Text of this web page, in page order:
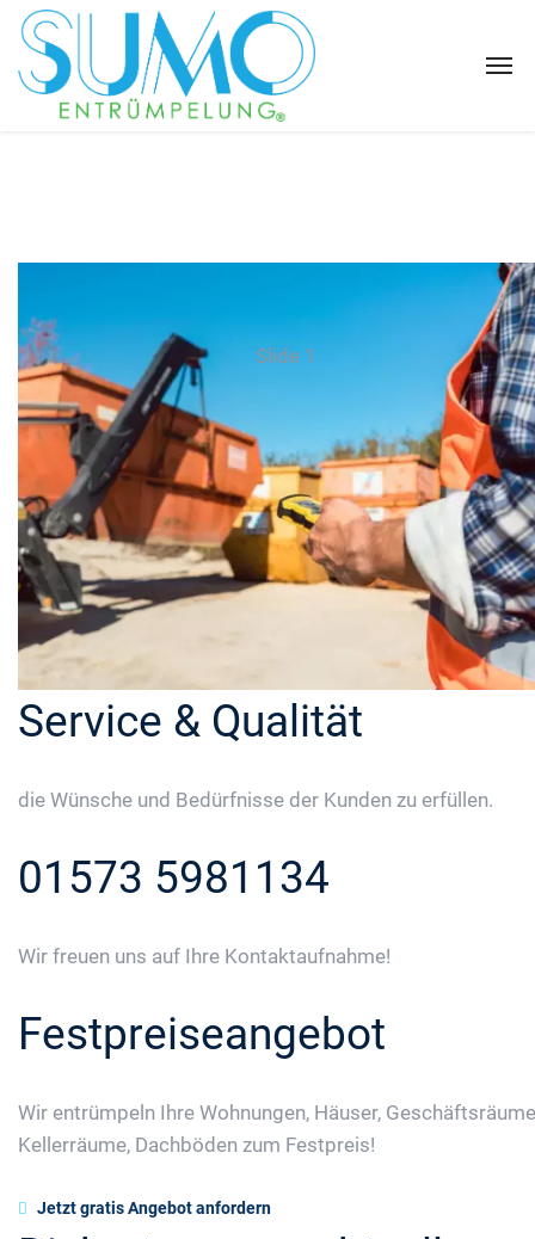
Slide 1
Service & Qualität
die Wünsche und Bedürfnisse der Kunden zu erfüllen.
01573 5981134
Wir freuen uns auf Ihre Kontaktaufnahme!
Festpreiseangebot
Wir entrümpeln Ihre Wohnungen, Häuser,
Kellerräume, Dachböden zum Festpreis!
Jetzt gratis Angebot anfordern